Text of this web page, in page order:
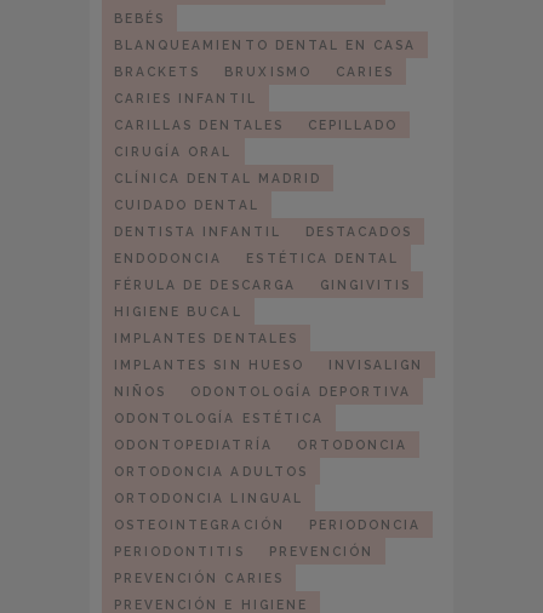
BEBÉS
BLANQUEAMIENTO DENTAL EN CASA
BRACKETS
BRUXISMO
CARIES
CARIES INFANTIL
CARILLAS DENTALES
CEPILLADO
CIRUGÍA ORAL
CLÍNICA DENTAL MADRID
CUIDADO DENTAL
DENTISTA INFANTIL
DESTACADOS
ENDODONCIA
ESTÉTICA DENTAL
FÉRULA DE DESCARGA
GINGIVITIS
HIGIENE BUCAL
IMPLANTES DENTALES
IMPLANTES SIN HUESO
INVISALIGN
NIÑOS
ODONTOLOGÍA DEPORTIVA
ODONTOLOGÍA ESTÉTICA
ODONTOPEDIATRÍA
ORTODONCIA
ORTODONCIA ADULTOS
ORTODONCIA LINGUAL
OSTEOINTEGRACIÓN
PERIODONCIA
PERIODONTITIS
PREVENCIÓN
PREVENCIÓN CARIES
PREVENCIÓN E HIGIENE